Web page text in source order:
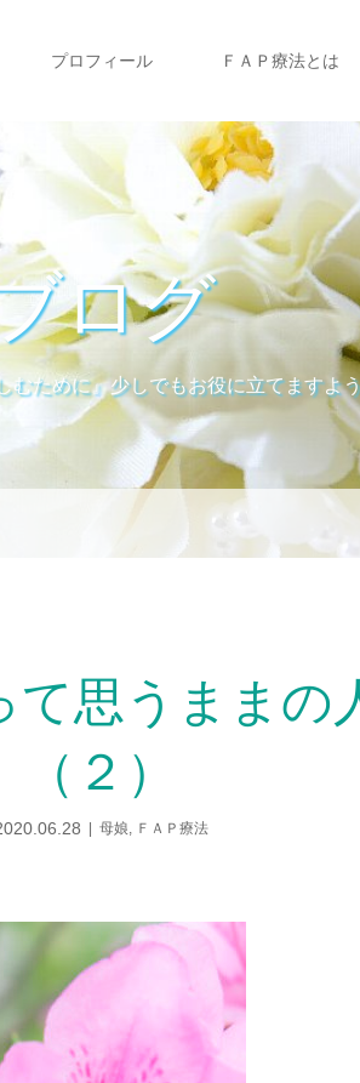
プロフィール ＦＡＰ療法とは
ログ
むために』少しでもお役に立てますよ
思うままの
（２）
母娘, ＦＡＰ療法